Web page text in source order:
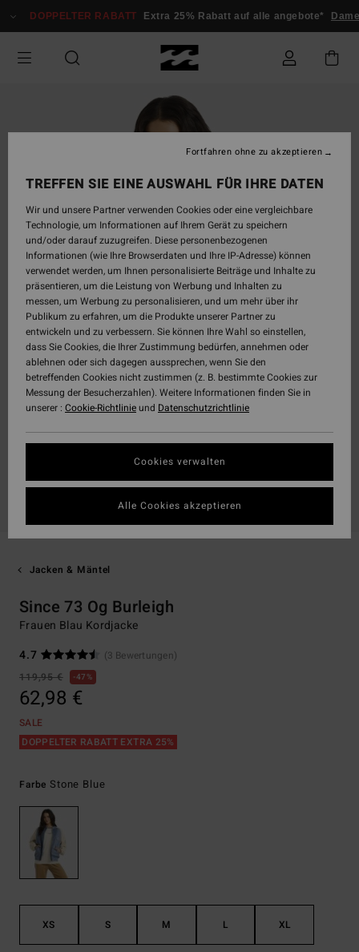
zur
springen
DOPPELTER RABATT Extra 25% Rabatt auf alle angebote* Damen
Jacken & Mäntel
Since 73 Og Burleigh
Frauen Blau Kordjacke
4.7
(3 Bewertungen)
119,95 €
47%
62,98 €
SALE
DOPPELTER RABATT EXTRA 25%
Farbe Stone Blue
XS S M L XL
TREFFEN SIE EINE AUSWAHL FÜR IHRE DATEN
Wir und unsere Partner verwenden Cookies oder eine vergleichbare
Technologie, um Informationen auf Ihrem Gerät zu speichern
und/oder darauf zuzugreifen. Diese personenbezogenen
Informationen (wie Ihre Browserdaten und Ihre IP-Adresse) können
verwendet werden, um Ihnen personalisierte Beiträge und Inhalte zu
präsentieren, um die Leistung von Werbung und Inhalten zu
messen, um Werbung zu personalisieren, und um mehr über ihr
Publikum zu erfahren, um die Produkte unserer Partner zu
entwickeln und zu verbessern. Sie können Ihre Wahl so einstellen,
dass Sie Cookies, die Ihrer Zustimmung bedürfen, annehmen oder
ablehnen oder sich dagegen aussprechen, wenn Sie den
betreffenden Cookies nicht zustimmen (z. B. bestimmte Cookies zur
Messung der Besucherzahlen). Weitere Informationen finden Sie in
unserer : Cookie-Richtlinieund Datenschutzrichtlinie
Cookies verwalten
Fortfahren ohne zu akzeptieren
Alle Cookies akzeptieren